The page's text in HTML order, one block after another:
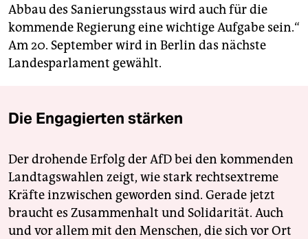
Abbau des Sanierungsstaus wird auch für die
kommende Regierung eine wichtige Aufgabe sein.“
Am 20. September wird in Berlin das nächste
Landesparlament gewählt.
Die Engagierten stärken
Der drohende Erfolg der AfD bei den kommenden
Landtagswahlen zeigt, wie stark rechtsextreme
Kräfte inzwischen geworden sind. Gerade jetzt
braucht es Zusammenhalt und Solidarität. Auch
und vor allem mit den Menschen, die sich vor Ort